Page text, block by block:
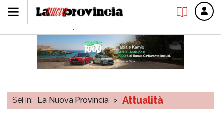
Sei in: La Nuova Provincia > Attualità